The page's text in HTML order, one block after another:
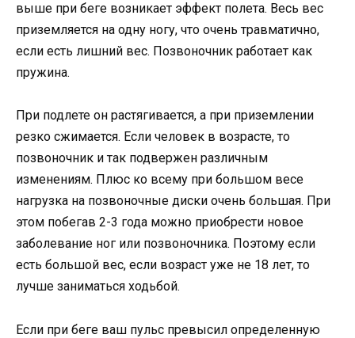
выше при беге возникает эффект полета. Весь вес
приземляется на одну ногу, что очень травматично,
если есть лишний вес. Позвоночник работает как
пружина.
При подлете он растягивается, а при приземлении
резко сжимается. Если человек в возрасте, то
позвоночник и так подвержен различным
изменениям. Плюс ко всему при большом весе
нагрузка на позвоночные диски очень большая. При
этом побегав 2-3 года можно приобрести новое
заболевание ног или позвоночника. Поэтому если
есть большой вес, если возраст уже не 18 лет, то
лучше заниматься ходьбой.
Если при беге ваш пульс превысил определенную